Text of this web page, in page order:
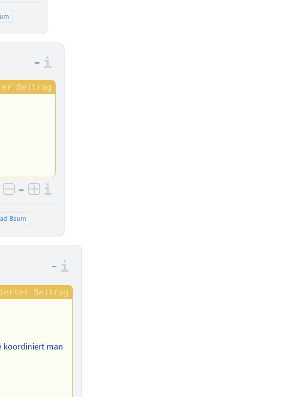
–
negativ bewerten
– positiv bewerten
Baum
–
koordiniert man